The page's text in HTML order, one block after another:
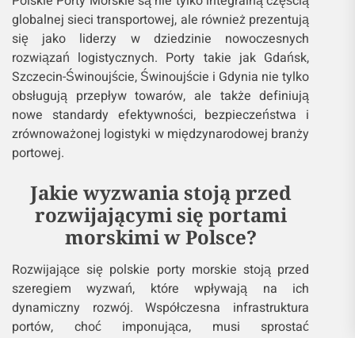
globalnej sieci transportowej, ale również prezentują
się jako liderzy w dziedzinie nowoczesnych
rozwiązań logistycznych. Porty takie jak Gdańsk,
Szczecin-Świnoujście, Świnoujście i Gdynia nie tylko
obsługują przepływ towarów, ale także definiują
nowe standardy efektywności, bezpieczeństwa i
zrównoważonej logistyki w międzynarodowej branży
portowej.
Jakie wyzwania stoją przed
rozwijającymi się portami
morskimi w Polsce?
Rozwijające się polskie porty morskie stoją przed
szeregiem wyzwań, które wpływają na ich
dynamiczny rozwój. Współczesna infrastruktura
portów, choć imponująca, musi sprostać